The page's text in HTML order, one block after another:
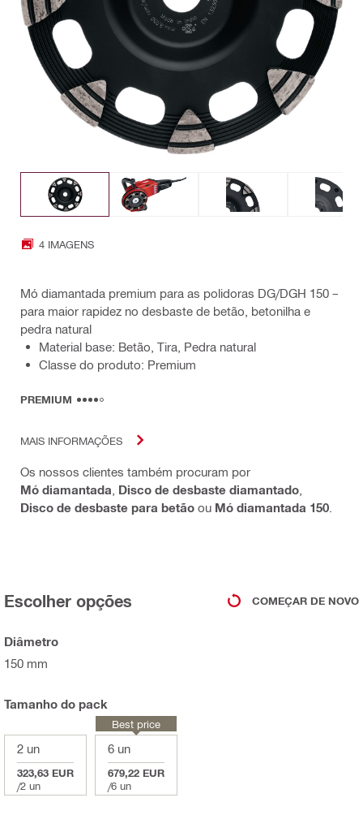
4 IMAGENS
Mó diamantada premium para as polidoras DG/DGH 150 –
para maior rapidez no desbaste de betão, betonilha e
pedra natural
Material base: Betão, Tira, Pedra natural
Classe do produto: Premium
PREMIUM
MAIS INFORMAÇÕES
Os nossos clientes também procuram por
Mó diamantada Disco de desbaste diamantado
Disco de desbaste para betão ou Mó diamantada 150
Escolher opções COMEÇAR DE NOVO
Diâmetro
150 mm
Tamanho do pack
2 un
323,63 EUR
/2 un
6 un
679,22 EUR
/6 un
Best price